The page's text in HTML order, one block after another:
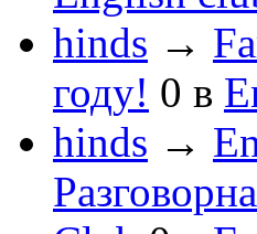
hinds →
году! 0 в
hinds →